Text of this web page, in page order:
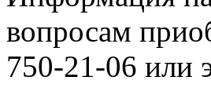
вопросам
750-21-06 или